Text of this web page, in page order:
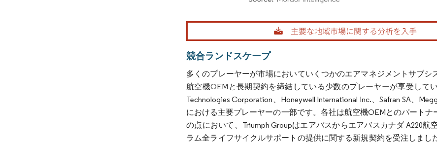
画像 © Mordor Intelligence。再利用にはCC BY 4.0の表示が必要です。
競合ランドスケープ
多くのプレーヤーが市場においていくつかのエアマネジメントサブ
航空機OEMと長期契約を締結している少数のプレーヤーが享受してい
Technologies Corporation、Honeywell International Inc.、Safran SA、
における主要プレーヤーの一部です。各社は航空機OEMとのパート
の点において、Triumph Groupはエアバスからエアバスカナダ A220
ラム全ライフサイクルサポートの提供に関する新規契約を受注しま